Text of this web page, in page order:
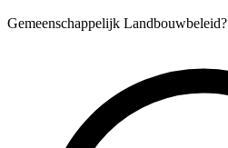
Gemeenschappelijk Landbouwbeleid?